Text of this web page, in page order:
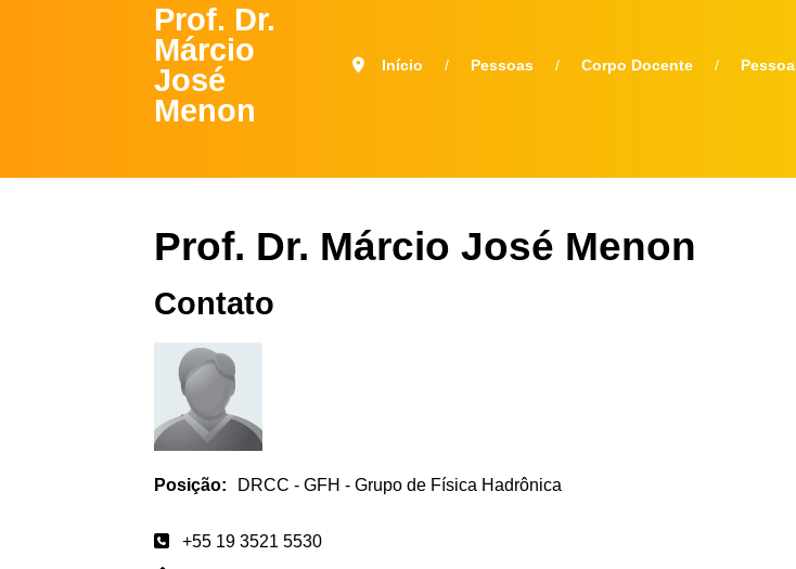
Prof. Dr.
Márcio
José
Menon
Início Pessoas Corpo Docente
Prof. Dr. Márcio José Menon
Contato
Posição: DRCC - GFH - Grupo de Física Hadrônica
+55 19 3521 5530